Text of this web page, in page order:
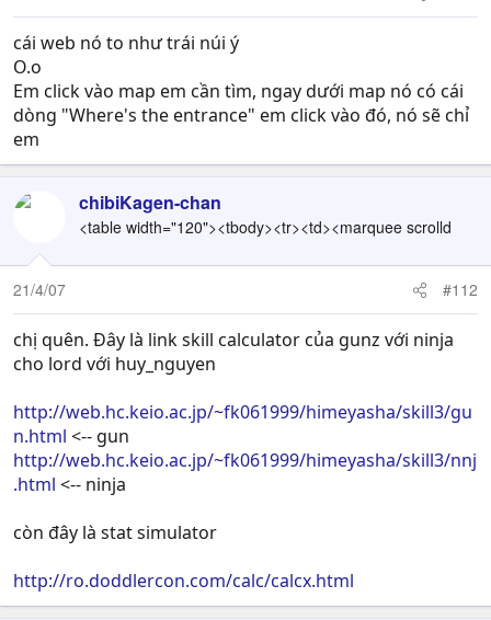
cái web nó to như trái núi ý
O.o
Em click vào map em cần tìm, ngay dưới map nó có cái
dòng "Where's the entrance" em click vào đó, nó sẽ chỉ
em
chibiKagen-chan
<table width="120"><tbody><tr><td><marquee scrolld
21/4/07 #112
chị quên. Đây là link skill calculator của gunz với ninja
cho lord với huy_nguyen
http://web.hc.keio.ac.jp/~fk061999/himeyasha/skill3/gu
n.html <-- gun
http://web.hc.keio.ac.jp/~fk061999/himeyasha/skill3/nnj
.html <-- ninja
còn đây là stat simulator
http://ro.doddlercon.com/calc/calcx.html